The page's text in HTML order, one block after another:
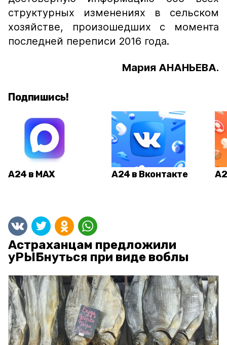
структурных изменениях в сельском
хозяйстве, произошедших с момента
последней переписи 2016 года.
Мария АНАНЬЕВА.
Подпишись!
А24 в MAX А24 в Вконтакте
Астраханцам предложили
уРЫБнуться при виде воблы